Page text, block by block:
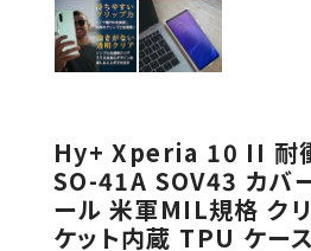
Hy+ Xperia 10 II 耐
SO-41A SOV43 カバ
ール 米軍MIL規格 ク
ケット内蔵 TPU ケー